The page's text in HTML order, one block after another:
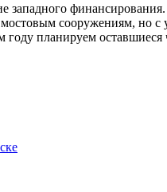
сооружениям, но
планируем